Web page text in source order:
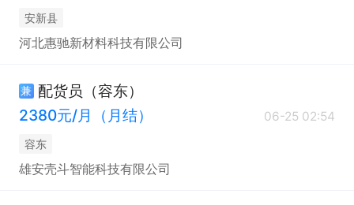
安新县
河北惠驰新材料科技有限公司
兼 配货员（容东）
2380元/月（月结）
06-25 02:54
容东
雄安壳斗智能科技有限公司